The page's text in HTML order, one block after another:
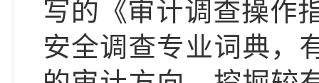
写的《审计调查操作
安全调查专业词典，